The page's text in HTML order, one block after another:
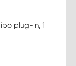
plug-in, 1